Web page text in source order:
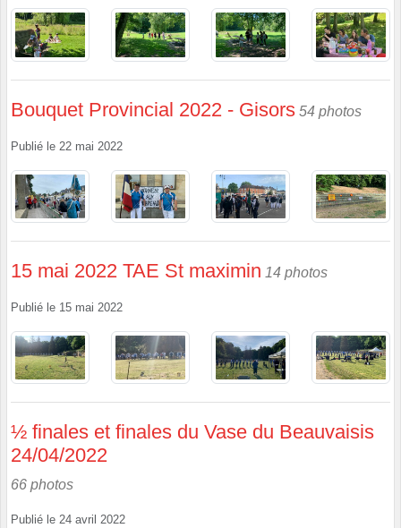
Bouquet Provincial 2022 - Gisors 54 photos
Publié le 22 mai 2022
15 mai 2022 TAE St maximin 14 photos
Publié le 15 mai 2022
½ finales et finales du Vase du Beauvaisis
24/04/2022
66 photos
Publié le 24 avril 2022